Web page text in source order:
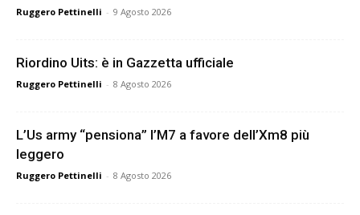
Ruggero Pettinelli - 9 Agosto 2026
Riordino Uits: è in Gazzetta ufficiale
Ruggero Pettinelli - 8 Agosto 2026
L’Us army “pensiona” l’M7 a favore dell’Xm8 più
leggero
Ruggero Pettinelli - 8 Agosto 2026